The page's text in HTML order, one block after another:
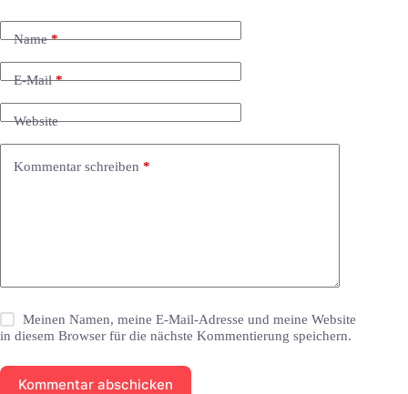
Name*
E-Mail*
Website
Kommentar schreiben *
Meinen Namen, meine E-Mail-Adresse und meine Website
in diesem Browser für die nächste Kommentierung speichern.
Kommentar abschicken